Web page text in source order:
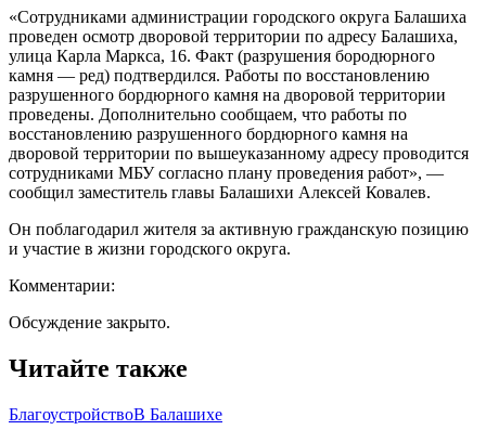
«Сотрудниками администрации городского округа Балашиха
проведен осмотр дворовой территории по адресу Балашиха,
улица Карла Маркса, 16. Факт (разрушения бородюрного
камня — ред) подтвердился. Работы по восстановлению
разрушенного бордюрного камня на дворовой территории
проведены. Дополнительно сообщаем, что работы по
восстановлению разрушенного бордюрного камня на
дворовой территории по вышеуказанному адресу проводится
сотрудниками МБУ согласно плану проведения работ», —
сообщил заместитель главы Балашихи Алексей Ковалев.
Он поблагодарил жителя за активную гражданскую позицию
и участие в жизни городского округа.
Комментарии:
Обсуждение закрыто.
Читайте также
БлагоустройствоВ Балашихе